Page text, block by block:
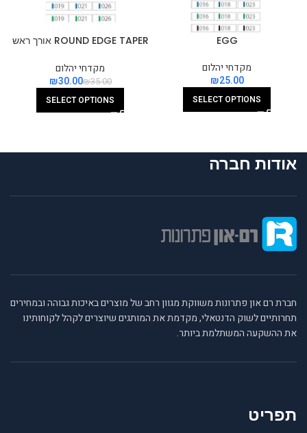
EGG
מקדחי יהלום
₪
SELECT OPTIONS
ROUND EDGE TAPER אורך ראש
מקדחי יהלום
₪35.00
₪30.00
SELECT OPTIONS
אודות חברה
חברת רם און פתרונות משווקת מגוון רחב של מוצרים באיכות גבוהה ובמחירים
תחרותיים לשוק הדנטאלי, מקדמת את המותגים שיוצרים לקהל לקוחותינו
את ההשקעה המשתלמת ביותר.
תפריט